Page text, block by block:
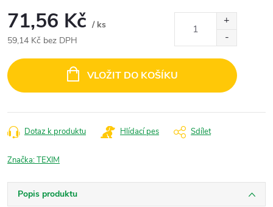
71,56 Kč / ks
59,14 Kč bez DPH
cena:
VLOŽIT DO KOŠÍKU
Dotaz k produktu Hlídací pes Sdílet
Značka:TEXIM
Popis produktu